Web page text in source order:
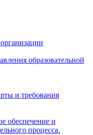
образовательной
и требования
обеспечение и
процесса.